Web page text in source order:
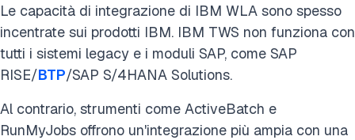
Le capacità di integrazione di IBM WLA sono spesso
incentrate sui prodotti IBM. IBM TWS non funziona con
tutti i sistemi legacy e i moduli SAP, come SAP
RISE/BTP/SAP S/4HANA Solutions.
Al contrario, strumenti come ActiveBatch e
RunMyJobs offrono un'integrazione più ampia con una